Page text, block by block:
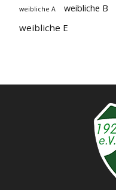
weibliche A weibliche B
weibliche E